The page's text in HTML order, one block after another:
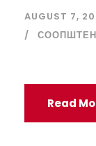
AUGUST 7,
Read